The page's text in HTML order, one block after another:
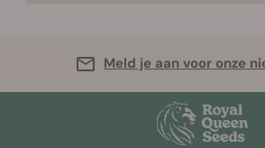
Meld je aan voor onze